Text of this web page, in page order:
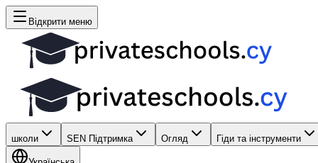
Відкрити меню
школи SEN Підтримка Огляд Гіди та інструменти